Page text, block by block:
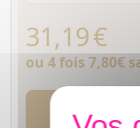
31,19€
ou 4 fois 7,80€